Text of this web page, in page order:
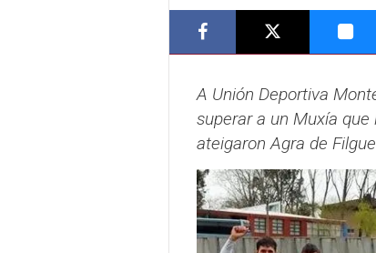
A Unión Deportiva
superar a un Muxía
ateigaron Agra de